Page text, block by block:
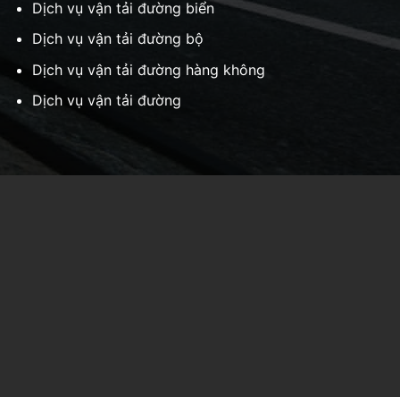
Dịch vụ vận tải đường biển
Dịch vụ vận tải đường bộ
Dịch vụ vận tải đường hàng không
Dịch vụ vận tải đường